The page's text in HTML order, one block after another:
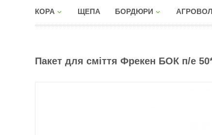
КОРА ЩЕПА БОРДЮРИ
Пакет для смiття Фрекен БОК п/е